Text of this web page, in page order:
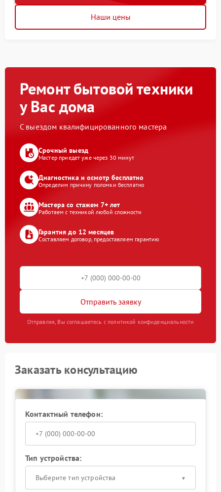
Наши цены
Ремонт бытовой техники
у Вас дома
С выездом квалифицированного мастера
Срочный выезд
Мастер приедет уже через 30 минут
Диагностика и осмотр бесплатно
Определим причину поломки бесплатно
Мастера со стажем 7+ лет
Работаем с техникой любой сложности
Гарантия до 12 месяцев
Составляем договор, предоставляем гарантию
Отправить заявку
Отправляя, Вы соглашаетесь с политикой конфиденциальности
Заказать консультацию
Контактный телефон:
Тип устройства:
Выберите тип устройства